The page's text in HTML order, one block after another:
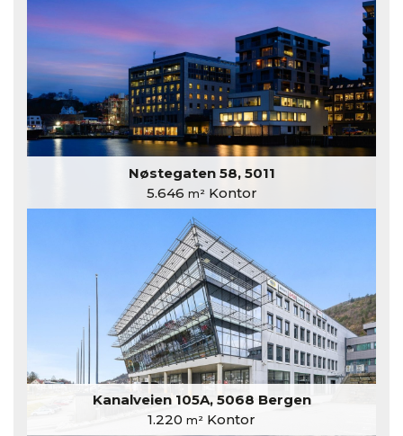
Nøstegaten 58, 5011
5.646 m²Kontor
Kanalveien 105A, 5068 Bergen
1.220 m² Kontor